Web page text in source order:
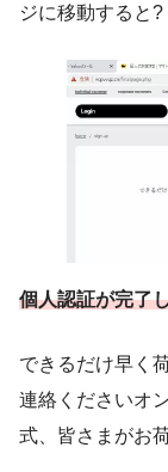
ジに移動すると?
個人認証が完了
できるだけ早く
連絡くださいオ
式、皆さまがお